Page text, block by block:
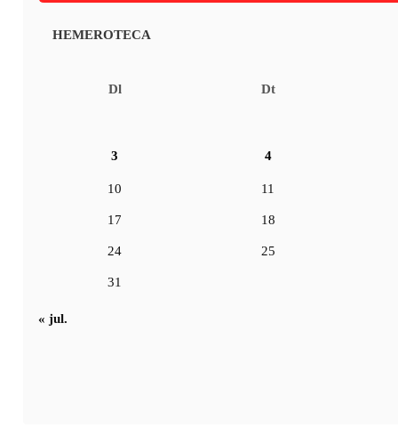
HEMEROTECA
Dl Dt
3 4
10 11
17 18
24 25
31
« jul.